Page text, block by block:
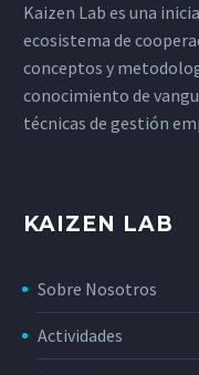
Kaizen Lab es una
ecosistema de
conceptos y
conocimiento de
técnicas de gestión
KAIZEN LAB
Sobre Nosotros
Actividades